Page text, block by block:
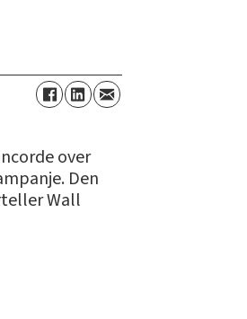
over
Den
Wall